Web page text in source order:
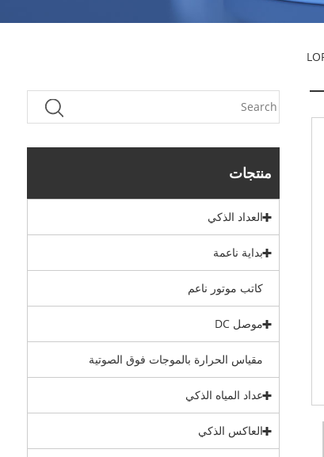
منتجات
العداد الذكي
بداية ناعمة
كاتب موتور ناعم
موصل DC
مقياس الحرارة بالموجات فوق الصوتية
عداد المياه الذكي
العاكس الذكي